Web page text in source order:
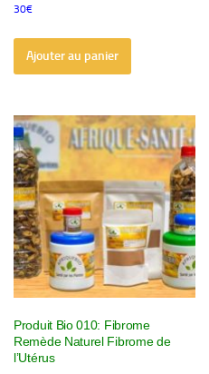
30€
Ajouter au panier
Produit Bio 010: Fibrome
Remède Naturel Fibrome de
l’Utérus